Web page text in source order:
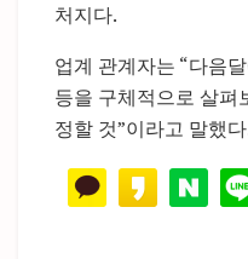
처지다.
업계 관계자는 “다음
등을 구체적으로 살펴
정할 것”이라고 말했